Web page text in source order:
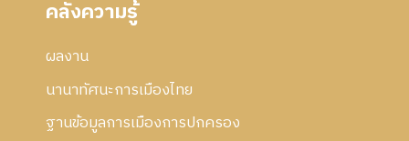
คลังความรู้
ผลงาน
นานาทัศนะการเมืองไทย
ฐานข้อมูลการเมืองการปกครอง